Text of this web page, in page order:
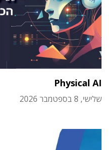
Physical AI
שלישי, 8 בספטמבר 2026